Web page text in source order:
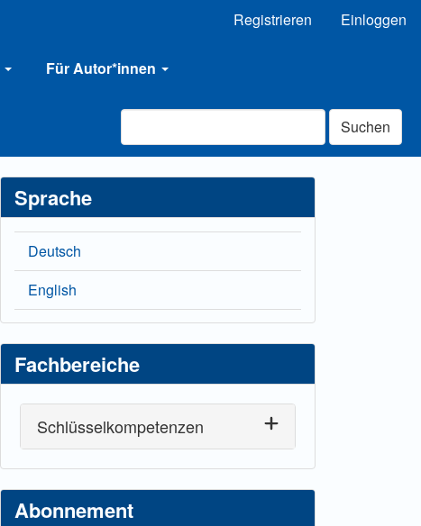
Registrieren Einloggen
Für Autor*innen
Suchen
Sprache
Deutsch
English
Fachbereiche
Schlüsselkompetenzen
Abonnement